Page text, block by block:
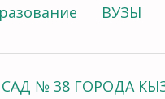
ВУЗЫ
№ 38 ГОРОДА